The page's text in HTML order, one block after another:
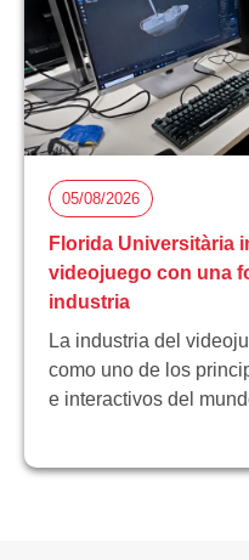
05/08/2026
Florida Universitària
videojuego con una
industria
La industria del
como uno de los
e interactivos del